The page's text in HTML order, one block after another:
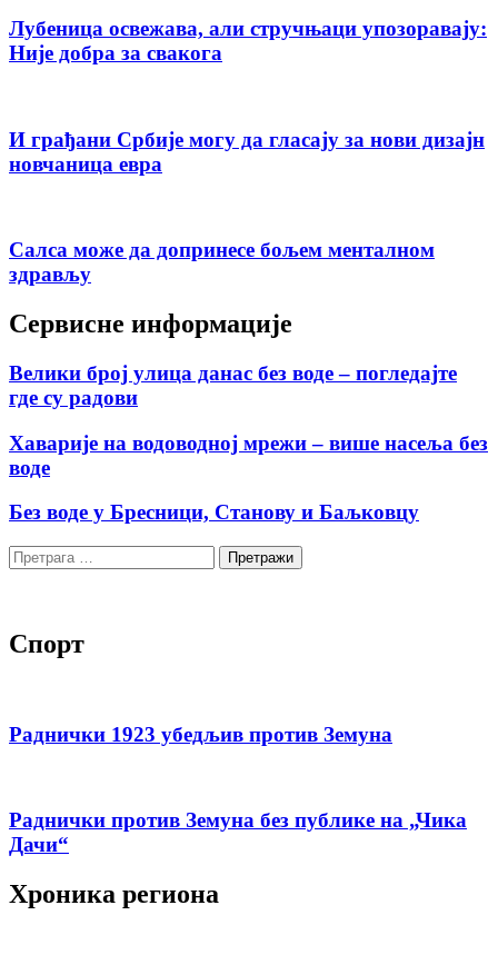
Лубеница освежава, али стручњаци упозоравају:
Није добра за свакога
И грађани Србије могу да гласају за нови дизајн
новчаница евра
Салса може да допринесе бољем менталном
здрављу
Сервисне информације
Велики број улица данас без воде – погледајте
где су радови
Хаварије на водоводној мрежи – више насеља без
воде
Без воде у Бресници, Станову и Баљковцу
Претрага
за:
Спорт
Раднички 1923 убедљив против Земуна
Раднички против Земуна без публике на „Чика
Дачи“
Хроника региона